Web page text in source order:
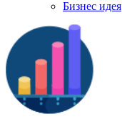
Бизнес идея